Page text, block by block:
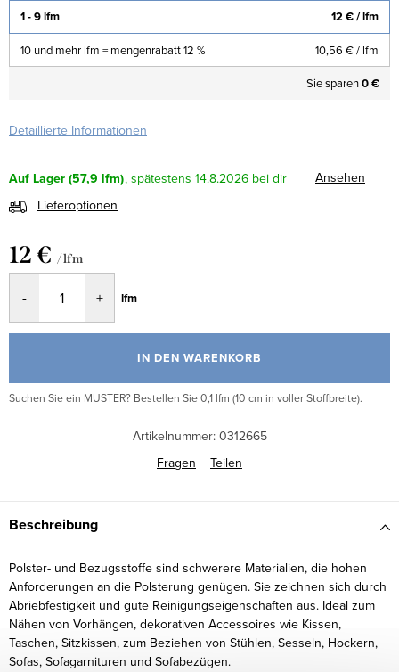
1 - 9 lfm 12 €/ lfm
10 und mehr lfm = mengenrabatt 12 % 10,56 €/ lfm
Sie sparen0 €
Detaillierte Informationen
Auf Lager (57,9 lfm) 14.8.2026
Ansehen
Lieferoptionen
12 € / lfm
lfm
IN DEN WARENKORB
Suchen Sie ein MUSTER? Bestellen Sie 0,1 lfm (10 cm in voller Stoffbreite).
Artikelnummer: 0312665
Fragen
Teilen
Beschreibung
Polster- und Bezugsstoffe sind schwerere Materialien, die hohen
Anforderungen an die Polsterung genügen. Sie zeichnen sich durch
Abriebfestigkeit und gute Reinigungseigenschaften aus. Ideal zum
Nähen von Vorhängen, dekorativen Accessoires wie Kissen,
Taschen, Sitzkissen, zum Beziehen von Stühlen, Sesseln, Hockern,
Sofas, Sofagarnituren und Sofabezügen.